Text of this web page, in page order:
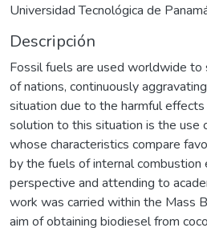
Universidad Tecnológica de
Descripción
Fossil fuels are used worldwide
of nations, continuously
situation due to the harmful
solution to this situation is the use
whose characteristics compare
by the fuels of internal combustion
perspective and attending to
work was carried within the Mass
aim of obtaining biodiesel from